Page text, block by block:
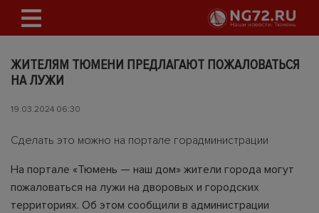
ЖИТЕЛЯМ ТЮМЕНИ ПРЕДЛАГАЮТ ПОЖАЛОВАТЬСЯ
НА ЛУЖИ
19.03.2024 06:30
Сделать это можно на портале горадминистрации
На портале «Тюмень — наш дом» жители города могут
пожаловаться на лужи на дворовых и городских
территориях. Об этом сообщили в администрации